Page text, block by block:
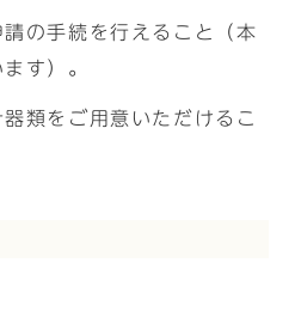
の手続を行えること（本
す）。
類をご用意いただけるこ